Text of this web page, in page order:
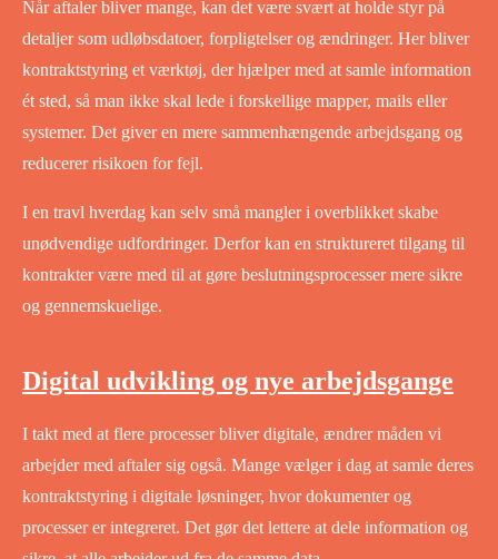
Når aftaler bliver mange, kan det være svært at holde styr på
detaljer som udløbsdatoer, forpligtelser og ændringer. Her bliver
kontraktstyring et værktøj, der hjælper med at samle information
ét sted, så man ikke skal lede i forskellige mapper, mails eller
systemer. Det giver en mere sammenhængende arbejdsgang og
reducerer risikoen for fejl.
I en travl hverdag kan selv små mangler i overblikket skabe
unødvendige udfordringer. Derfor kan en struktureret tilgang til
kontrakter være med til at gøre beslutningsprocesser mere sikre
og gennemskuelige.
Digital udvikling og nye arbejdsgange
I takt med at flere processer bliver digitale, ændrer måden vi
arbejder med aftaler sig også. Mange vælger i dag at samle deres
kontraktstyring i digitale løsninger, hvor dokumenter og
processer er integreret. Det gør det lettere at dele information og